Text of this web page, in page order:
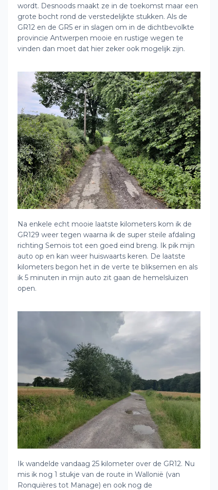
wordt. Desnoods maakt ze in de toekomst maar een
grote bocht rond de verstedelijkte stukken. Als de
GR12 en de GR5 er in slagen om in de dichtbevolkte
provincie Antwerpen mooie en rustige wegen te
vinden dan moet dat hier zeker ook mogelijk zijn.
Na enkele echt mooie laatste kilometers kom ik de
GR129 weer tegen waarna ik de super steile afdaling
richting Semois tot een goed eind breng. Ik pik mijn
auto op en kan weer huiswaarts keren. De laatste
kilometers begon het in de verte te bliksemen en als
ik 5 minuten in mijn auto zit gaan de hemelsluizen
open.
Ik wandelde vandaag 25 kilometer over de GR12. Nu
mis ik nog 1 stukje van de route in Wallonië (van
Ronquières tot Manage) en ook nog de